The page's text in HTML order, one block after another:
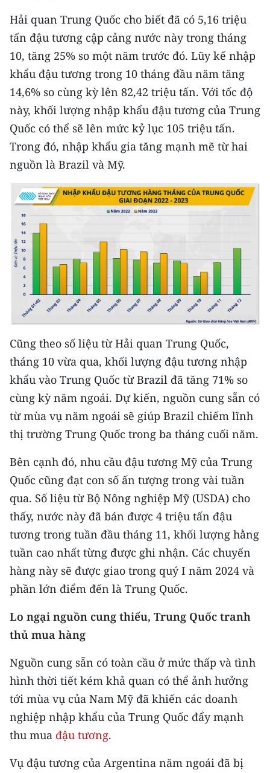
E-Magazine
Video
Media Chính trị
Media Kinh tế
Media Văn hóa
Media Xã hội
Media Pháp luật
Media Du lịch
Media Thế giới
Media Thể thao
Media Giáo dục
Media Khoa học - Công nghệ
Media Môi trường
Ảnh
Infographic
TIN MỚI
TIN ĐỊA PHƯƠNG
Trung du và miền núi phía Bắc
Đồng bằng sông Hồng
Bắc Trung Bộ
Duyên hải Nam Trung Bộ và Tây
Nguyên
Đồng bằng sông Cửu Long
Chuyên trang Hà Nội
Chuyên trang TP. Hồ Chí Minh
CHUYÊN ĐỀ
Hải quan Trung Quốc cho biết đã có 5,16 triệu
tấn đậu tương cập cảng nước này trong tháng
10, tăng 25% so một năm trước đó. Lũy kế nhập
khẩu đậu tương trong 10 tháng đầu năm tăng
14,6% so cùng kỳ lên 82,42 triệu tấn. Với tốc độ
này, khối lượng nhập khẩu đậu tương của Trung
Quốc có thể sẽ lên mức kỷ lục 105 triệu tấn.
Trong đó, nhập khẩu gia tăng mạnh mẽ từ hai
nguồn là Brazil và Mỹ.
Cũng theo số liệu từ Hải quan Trung Quốc,
tháng 10 vừa qua, khối lượng đậu tương nhập
khẩu vào Trung Quốc từ Brazil đã tăng 71% so
cùng kỳ năm ngoái. Dự kiến, nguồn cung sẵn có
từ mùa vụ năm ngoái sẽ giúp Brazil chiếm lĩnh
thị trường Trung Quốc trong ba tháng cuối năm.
Bên cạnh đó, nhu cầu đậu tương Mỹ của Trung
Quốc cũng đạt con số ấn tượng trong vài tuần
qua. Số liệu từ Bộ Nông nghiệp Mỹ (USDA) cho
thấy, nước này đã bán được 4 triệu tấn đậu
tương trong tuần đầu tháng 11, khối lượng hằng
tuần cao nhất từng được ghi nhận. Các chuyến
hàng này sẽ được giao trong quý I năm 2024 và
phần lớn điểm đến là Trung Quốc.
Lo ngại nguồn cung thiếu, Trung Quốc tranh
thủ mua hàng
Nguồn cung sẵn có toàn cầu ở mức thấp và tình
hình thời tiết kém khả quan có thể ảnh hưởng
tới mùa vụ của Nam Mỹ đã khiến các doanh
nghiệp nhập khẩu của Trung Quốc đẩy mạnh
thu mua đậu tương.
Vụ đậu tương của Argentina năm ngoái đã bị